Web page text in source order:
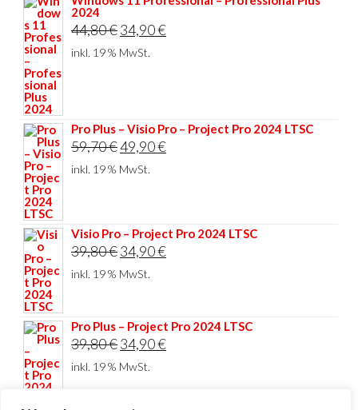
2024
44,80€Ursprünglicher
Preis
34,90€Aktueller
inkl. 19 % MwSt.
Pro Plus – Visio Pro – Project Pro 2024 LTSC
59,70€Ursprünglicher
Preis
49,90€Aktueller
inkl. 19 % MwSt.
Visio Pro – Project Pro 2024 LTSC
39,80€Ursprünglicher
Preis
34,90€Aktueller
inkl. 19 % MwSt.
Pro Plus – Project Pro 2024 LTSC
39,80€Ursprünglicher
Preis
34,90€Aktueller
inkl. 19 % MwSt.